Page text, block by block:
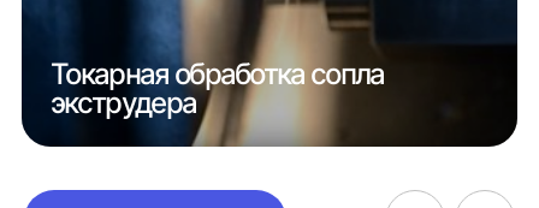
Токарная обработка сопла
экструдера